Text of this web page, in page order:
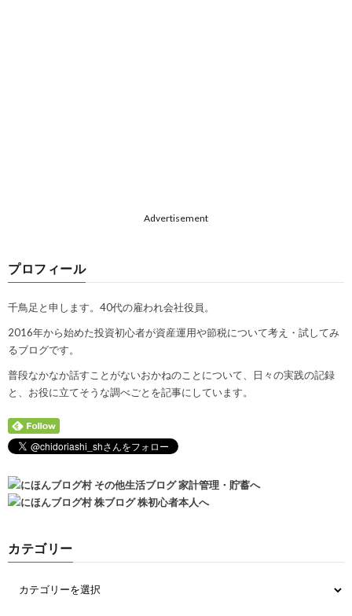
Advertisement
プロフィール
千鳥足と申します。40代の雇われ会社役員。
2016年から始めた投資初心者が資産運用や節税について考え・試してみ
るブログです。
普段なかなか話すことがないおかねのことについて、日々の実践の記録
と、お役に立てそうな調べごとを記事にしています。
カテゴリー